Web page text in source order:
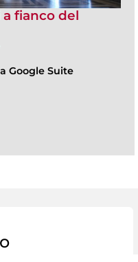
fianco del
Google Suite